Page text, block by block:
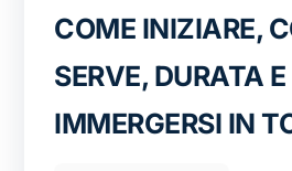
COME INIZIARE,
SERVE, DURATA
IMMERGERSI IN